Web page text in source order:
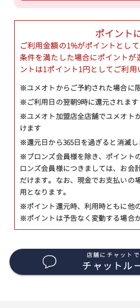
ポイント
ご利用金額の1%がポイントとし
条件を満たした場合にポイントが
ントは1ポイント1円としてご利用
※ユメオトからご予約された場合に
※ご利用日の翌朝9時に還元されます
※ユメオト加盟店全店舗でユメオト
けます
※還元日から365日を過ぎると消滅し
※ブロンズ会員様を除き、ポイント
ロンズ会員様につきましては、お会
だけます。なお、現金でお支払いの
用となります。
※ポイント還元時、利用時ともに他
※ポイントは予告なく変動する場合
店舗にチャット
チャットル